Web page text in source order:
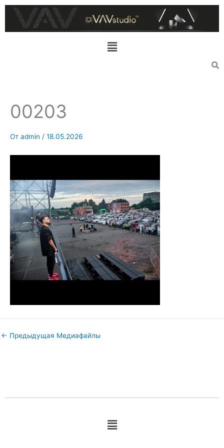
Перейти
содержимому
Меню
00203
От admin / 18.05.2026
← Предыдущая Медиафайлы
Меню